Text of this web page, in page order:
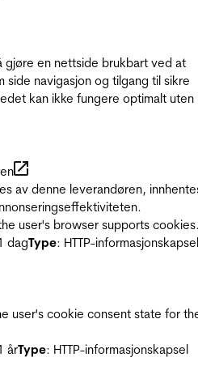
gjøre en nettside brukbart ved at
side navigasjon og tilgang til sikre
kan ikke fungere optimalt uten
av denne leverandøren,
user's browser supports
dagType: HTTP-informasjonskapsel
user's cookie consent state for
årType: HTTP-informasjonskapsel